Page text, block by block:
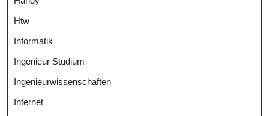
Htw
Informatik
Ingenieur Studium
Ingenieurwissenschaften
Internet